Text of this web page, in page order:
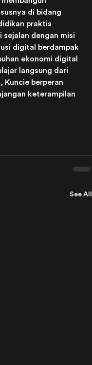
di bidang
praktis
dengan misi
digital berdampak
ekonomi digital
langsung dari
Kuncie berperan
keterampilan
See All